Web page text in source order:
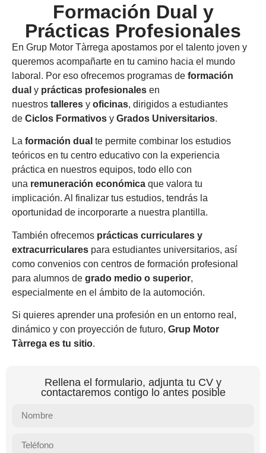
Formación Dual y
Prácticas Profesionales
En Grup Motor Tàrrega apostamos por el talento joven y
queremos acompañarte en tu camino hacia el mundo
laboral. Por eso ofrecemos programas de formación
dual y prácticas profesionales en
nuestros talleres y oficinas, dirigidos a estudiantes
de Ciclos Formativos y Grados Universitarios.
La formación dual te permite combinar los estudios
teóricos en tu centro educativo con la experiencia
práctica en nuestros equipos, todo ello con
una remuneración económica que valora tu
implicación. Al finalizar tus estudios, tendrás la
oportunidad de incorporarte a nuestra plantilla.
También ofrecemos prácticas curriculares y
extracurriculares para estudiantes universitarios, así
como convenios con centros de formación profesional
para alumnos de grado medio o superior,
especialmente en el ámbito de la automoción.
Si quieres aprender una profesión en un entorno real,
dinámico y con proyección de futuro, Grup Motor
Tàrrega es tu sitio.
Rellena el formulario, adjunta tu CV y
contactaremos contigo lo antes posible